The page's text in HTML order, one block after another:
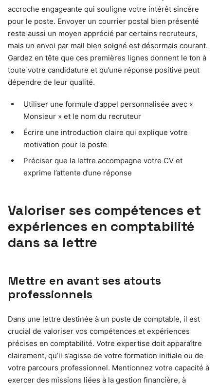
accroche engageante qui souligne votre intérêt sincère
pour le poste. Envoyer un courrier postal bien présenté
reste aussi un moyen apprécié par certains recruteurs,
mais un envoi par mail bien soigné est désormais courant.
Gardez en tête que ces premières lignes donnent le ton à
toute votre candidature et qu’une réponse positive peut
dépendre de leur qualité.
Utiliser une formule d’appel personnalisée avec «
Monsieur » et le nom du recruteur
Écrire une introduction claire qui explique votre
motivation pour le poste
Préciser que la lettre accompagne votre CV et
exprime l’attente d’une réponse
Valoriser ses compétences et
expériences en comptabilité
dans sa lettre
Mettre en avant ses atouts
professionnels
Dans une lettre destinée à un poste de comptable, il est
crucial de valoriser vos compétences et expériences
précises en comptabilité. Votre expertise doit apparaître
clairement, qu’il s’agisse de votre formation initiale ou de
votre parcours professionnel. Mentionnez votre capacité à
exercer des missions liées à la gestion financière, à